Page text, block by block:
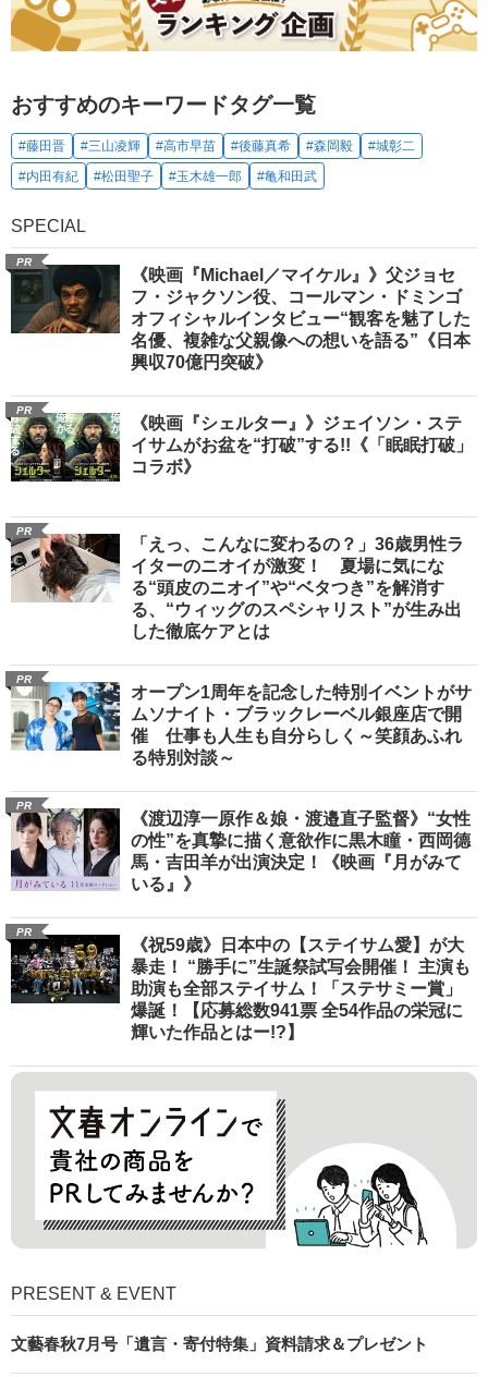
おすすめのキーワードタグ一覧
#藤田晋 #三山凌輝 #高市早苗 #後藤真希 #森岡毅
#城彰二
#内田有紀
#松田聖子 #玉木雄一郎 #亀和田武
SPECIAL
PR
《映画『Michael／マイケル』》父ジョセ
フ・ジャクソン役、コールマン・ドミンゴ
オフィシャルインタビュー“観客を魅了した
名優、複雑な父親像への想いを語る”《日本
興収70億円突破》
PR
《映画『シェルター』》ジェイソン・ステ
イサムがお盆を“打破”する!!《「眠眠打破」
コラボ》
PR
「えっ、こんなに変わるの？」36歳男性ラ
イターのニオイが激変！ 夏場に気にな
る“頭皮のニオイ”や“ベタつき”を解消す
る、“ウィッグのスペシャリスト”が生み出
した徹底ケアとは
PR
オープン1周年を記念した特別イベントがサ
ムソナイト・ブラックレーベル銀座店で開
催 仕事も人生も自分らしく～笑顔あふれ
る特別対談～
PR
《渡辺淳一原作＆娘・渡邉直子監督》“女性
の性”を真摯に描く意欲作に黒木瞳・西岡德
馬・吉田羊が出演決定！《映画『月がみて
いる』》
PR
《祝59歳》日本中の【ステイサム愛】が大
暴走！ “勝手に”生誕祭試写会開催！ 主演も
助演も全部ステイサム！「ステサミー賞」
爆誕！【応募総数941票 全54作品の栄冠に
輝いた作品とはー!?】
PRESENT & EVENT
文藝春秋7月号「遺言・寄付特集」資料請求＆プレゼント